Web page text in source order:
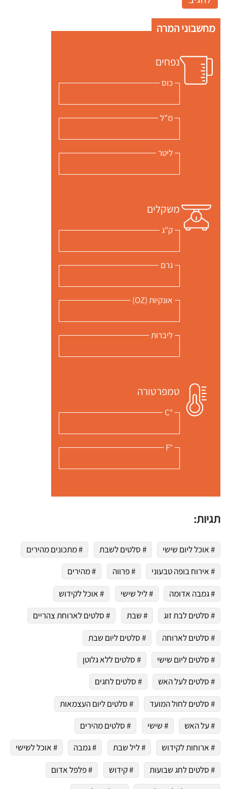
שלי "פודיק" כמנויים עוד היום!
מחשבוני המרה
נפחים
כוס
מ"ל
ליטר
משקלים
ק"ג
גרם
אונקיות (OZ)
ליברות
טמפרטורה
°C
°F
תגיות:
# אוכל ליום שישי # סלטים לשבת
# מתכונים מהירים
# אירוח בופה טבעוני
# פרווה
# מהירים
# גמבה אדומה
# ליל שישי
# אוכל לקידוש
# סלטים לבת זוג
# שבת
# סלטים לארוחת צהריים
# סלטים לארוחה
# סלטים ליום שבת
# סלטים ליום שישי
# סלטים ללא גלוטן
# סלטים לעל האש
# סלטים לחגים
# סלטים לחול המועד
# סלטים ליום העצמאות
# על האש
# שישי
# סלטים מהירים
# ארוחות לקידוש
# ליל שבת # גמבה
# אוכל לשישי
# סלטים לחג שבועות
# קידוש
# פלפל אדום